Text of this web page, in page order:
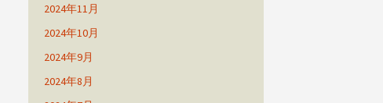
2024年11月
2024年10月
2024年9月
2024年8月